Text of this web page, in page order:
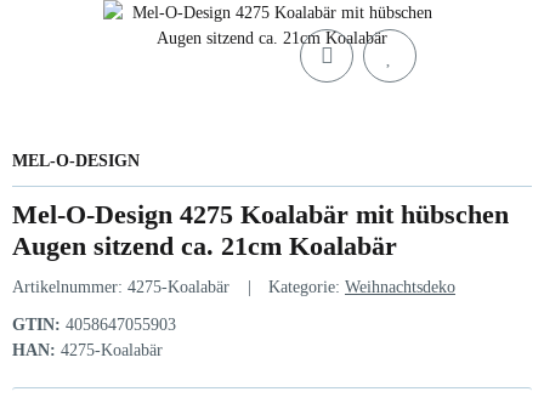
MEL-O-DESIGN
Mel-O-Design 4275 Koalabär mit hübschen
Augen sitzend ca. 21cm Koalabär
Artikelnummer: 4275-Koalabär Kategorie: Weihnachtsdeko
GTIN: 4058647055903
HAN: 4275-Koalabär